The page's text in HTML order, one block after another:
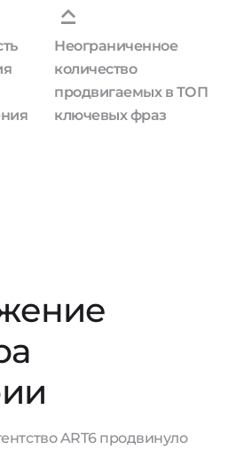
Неограниченное
количество
продвигаемых в ТОП
ключевых фраз
ART6 продвинуло